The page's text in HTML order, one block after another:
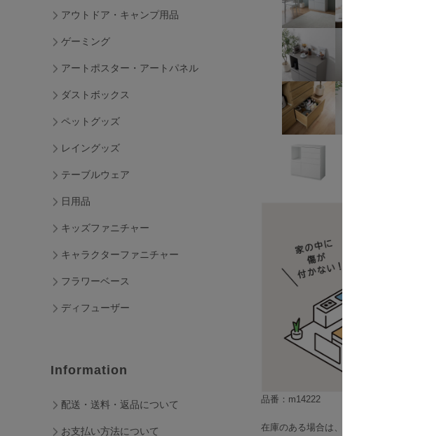
品番：m14222
在庫のある場合は、3～5営業日で発送いた
アウトドア・キャンプ用品
ゲーミング
アートポスター・アートパネル
ダストボックス
ペットグッズ
レイングッズ
テーブルウェア
日用品
キッズファニチャー
キャラクターファニチャー
フラワーベース
ディフューザー
Information
配送・送料・返品について
お支払い方法について